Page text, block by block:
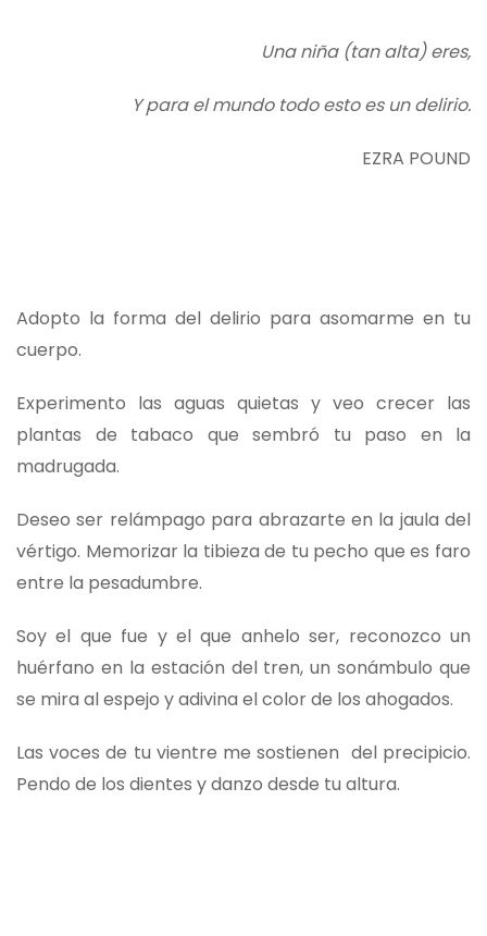
Una niña (tan alta) eres,
Y para el mundo todo esto es un delirio.
EZRA POUND
Adopto la forma del delirio para asomarme en tu
cuerpo.
Experimento las aguas quietas y veo crecer las
plantas de tabaco que sembró tu paso en la
madrugada.
Deseo ser relámpago para abrazarte en la jaula del
vértigo. Memorizar la tibieza de tu pecho que es faro
entre la pesadumbre.
Soy el que fue y el que anhelo ser, reconozco un
huérfano en la estación del tren, un sonámbulo que
se mira al espejo y adivina el color de los ahogados.
Las voces de tu vientre me sostienen del precipicio.
Pendo de los dientes y danzo desde tu altura.